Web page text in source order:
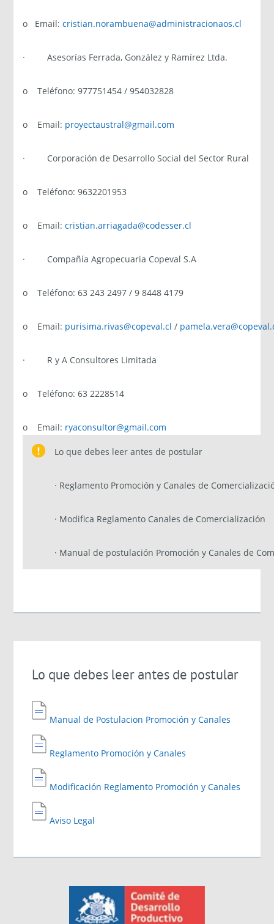
o Email:cristian.norambuena@administracionaos.cl
· Asesorías Ferrada, González y Ramírez Ltda.
o Teléfono: 977751454 / 954032828
o Email: proyectaustral@gmail.com
· Corporación de Desarrollo Social del Sector Rural
o Teléfono: 9632201953
o Email:cristian.arriagada@codesser.cl
· Compañía Agropecuaria Copeval S.A
o Teléfono: 63 243 2497 / 9 8448 4179
o Email: purisima.rivas@copeval.cl /
· R y A Consultores Limitada
o Teléfono: 63 2228514
o Email: ryaconsultor@gmail.com
Lo que debes leer antes de postular
· Reglamento Promoción y Canales de
· Modifica Reglamento Canales de Comercialización
· Manual de postulación Promoción y Canales de
Lo que debes leer antes de postular
Manual de Postulacion Promoción y Canales
Reglamento Promoción y Canales
Modificación Reglamento Promoción y Canales
Aviso Legal